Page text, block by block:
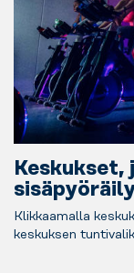
Klikkaamalla
keskuksen